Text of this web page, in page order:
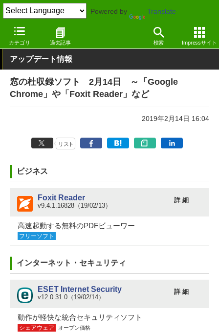
Powered by Translate
カテゴリ 過去記事 検索 Impressサイト
窓の杜 その他の話題 アップデート
アップデート情報
窓の杜収録ソフト 2月14日 ～「Google
Chrome」や「Foxit Reader」など
2019年2月14日 16:04
リスト
ビジネス
Foxit Reader
v9.4.1.16828（19/02/13）
詳 細
高速起動する無料のPDFビューワー
フリーソフト
インターネット・セキュリティ
ESET Internet Security
v12.0.31.0（19/02/14）
詳 細
動作が軽快な統合セキュリティソフト
シェアウェア オープン価格